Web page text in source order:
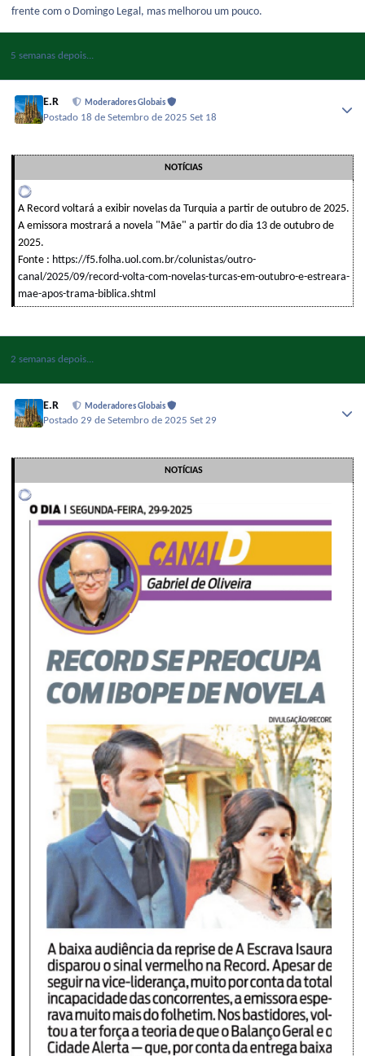
frente com o Domingo Legal, mas melhorou um pouco.
5 semanas depois...
E.R Moderadores Globais
Postado 18 de Setembro de 2025Set 18
NOTÍCIAS
A Record voltará a exibir novelas da Turquia a partir de outubro de 2025.
A emissora mostrará a novela "Mãe" a partir do dia 13 de outubro de
2025.
Fonte : https://f5.folha.uol.com.br/colunistas/outro-
canal/2025/09/record-volta-com-novelas-turcas-em-outubro-e-estreara-
mae-apos-trama-biblica.shtml
2 semanas depois...
E.R Moderadores Globais
Postado29 de Setembro de 2025Set 29
NOTÍCIAS